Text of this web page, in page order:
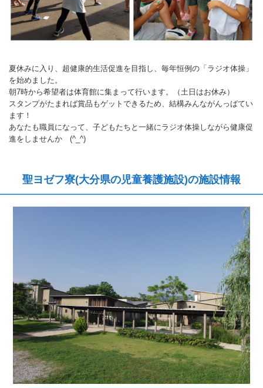
夏休みに入り、超健康的生活促進を目指し、毎年恒例の「ラジオ体操」
を始めました。
朝7時から希望者は体育館に集まって行います。（土日はお休み）
スタンプがたまれば賞品もゲットできるため、結構みんながんっばてい
ます！
あなたも職員になって、子どもたちと一緒にラジオ体操しながら健康促
進をしませんか (^_^)
聖ヨゼフ寮(大分県の児童養護施設)の施設情報